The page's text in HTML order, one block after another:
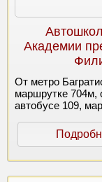
Академии
От метро
маршрутке 704м,
автобусе 109,